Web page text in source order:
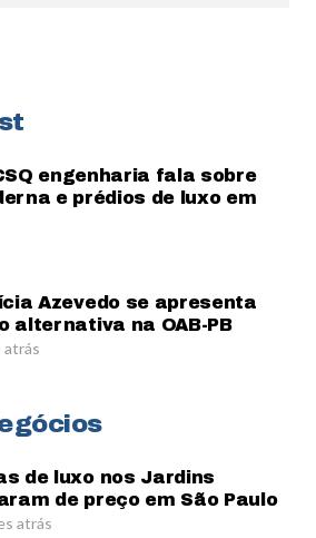
engenharia fala sobre
e prédios de luxo em
Azevedo se apresenta
alternativa na OAB-PB
atrás
de luxo nos Jardins
de preço em São Paulo
atrás